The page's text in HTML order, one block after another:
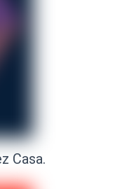
Casa.